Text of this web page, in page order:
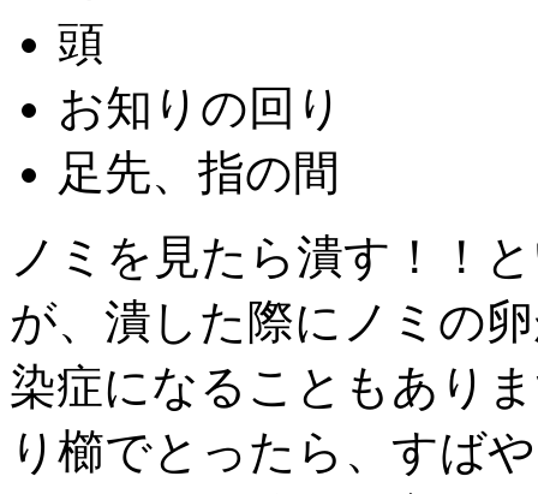
頭
お知りの回り
足先、指の間
ノミを見たら潰す！！
が、潰した際にノミの
染症になることもあり
り櫛でとったら、すば